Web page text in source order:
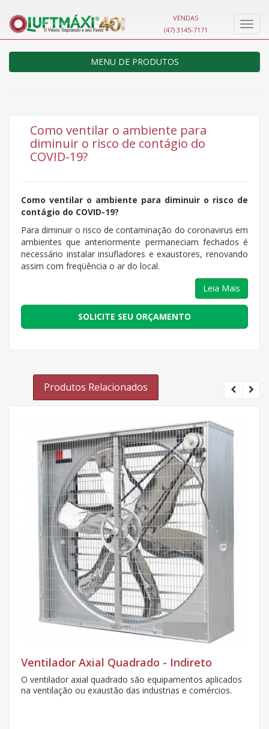
VENDAS
(47) 3145-7171
MENU DE PRODUTOS
Como ventilar o ambiente para
diminuir o risco de contágio do
COVID-19?
Como ventilar o ambiente para diminuir o risco de
contágio do COVID-19?
Para diminuir o risco de contaminação do coronavirus em
ambientes que anteriormente permaneciam fechados é
necessário instalar insufladores e exaustores, renovando
assim com freqüência o ar do local.
Leia Mais
SOLICITE SEU ORÇAMENTO
Produtos Relacionados
Ventilador Axial Quadrado - Indireto
O ventilador axial quadrado são equipamentos aplicados
na ventilação ou exaustão das industrias e comércios.